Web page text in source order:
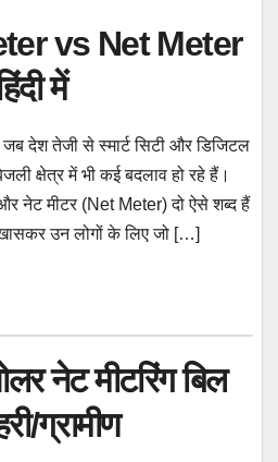
vs Net Meter
में
देश तेजी से स्मार्ट सिटी और डिजिटल
क्षेत्र में भी कई बदलाव हो रहे हैं।
नेट मीटर (Net Meter) दो ऐसे शब्द हैं
उन लोगों के लिए जो […]
नेट मीटरिंग बिल
ग्रामीण